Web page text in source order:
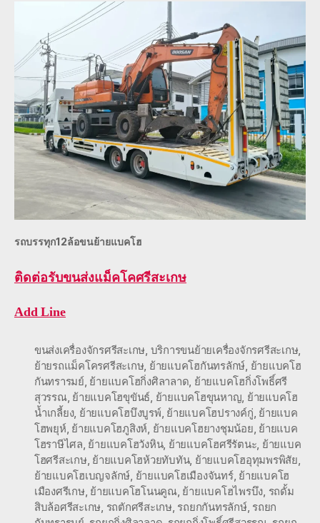
รถบรรทุก12ล้อขนย้ายแบคโฮ
ติดต่อรับขนส่งแม็คโคศรีสะเกษ
Add Line
ขนส่งเครื่องจักรศรีสะเกษ, บริการขนย้ายเครื่องจักรศรีสะเกษ,
ย้ายรถแม็คโครศรีสะเกษ, ย้ายแบคโฮกันทรลักษ์, ย้ายแบคโฮ
กันทรารมย์, ย้ายแบคโฮกิ่งศิลาลาด, ย้ายแบคโฮกิ่งโพธิ์ศรี
สุวรรณ, ย้ายแบคโฮขุขันธ์, ย้ายแบคโฮขุนหาญ, ย้ายแบคโฮ
น้ำเกลี้ยง, ย้ายแบคโฮบึงบูรพ์, ย้ายแบคโฮปรางค์กู่, ย้ายแบค
โฮพยุห์, ย้ายแบคโฮภูสิงห์, ย้ายแบคโฮยางชุมน้อย, ย้ายแบค
โฮราษีไศล, ย้ายแบคโฮวังหิน, ย้ายแบคโฮศรีรัตนะ, ย้ายแบค
โฮศรีสะเกษ, ย้ายแบคโฮห้วยทับทัน, ย้ายแบคโฮอุทุมพรพิสัย,
ย้ายแบคโฮเบญจลักษ์, ย้ายแบคโฮเมืองจันทร์, ย้ายแบคโฮ
เมืองศรีเกษ, ย้ายแบคโฮโนนคูณ, ย้ายแบคโฮไพรบึง, รถดั้ม
สิบล้อศรีสะเกษ, รถตักศรีสะเกษ, รถยกกันทรลักษ์, รถยก